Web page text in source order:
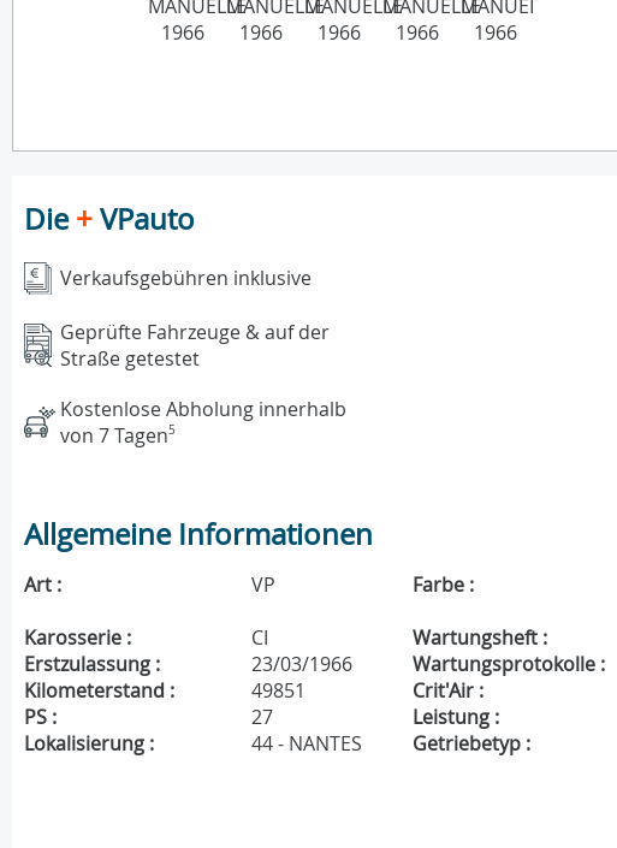
Die+VPauto
Verkaufsgebühren inklusive
Geprüfte Fahrzeuge & auf der
Straße getestet
Kostenlose Abholung innerhalb
von 7 Tagen5
Allgemeine Informationen
Art : VP Farbe :
Karosserie :
CI Wartungsheft :
Erstzulassung :
23/03/1966 Wartungsprotokolle :
Kilometerstand :
49851 Crit'Air :
PS :
27 Leistung :
Lokalisierung :
44 - NANTES Getriebetyp :